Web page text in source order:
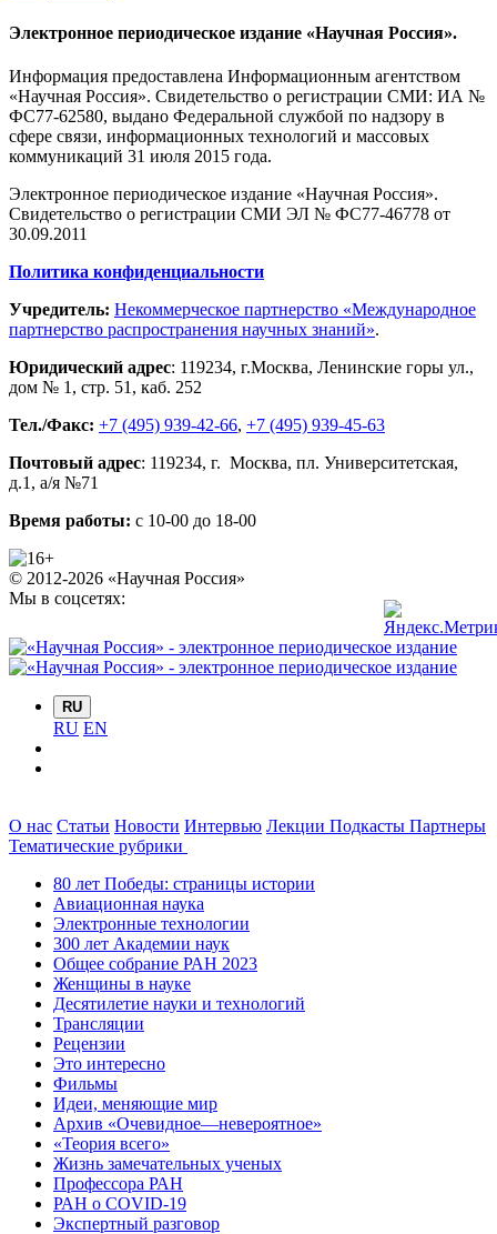
Электронное периодическое издание «Научная Россия».
Информация предоставлена Информационным агентством
«Научная Россия». Свидетельство о регистрации СМИ: ИА №
ФС77-62580, выдано Федеральной службой по надзору в
сфере связи, информационных технологий и массовых
коммуникаций 31 июля 2015 года.
Электронное периодическое издание «Научная Россия».
Свидетельство о регистрации СМИ ЭЛ № ФС77-46778 от
30.09.2011
Политика конфиденциальности
Учредитель: Некоммерческое партнерство «Международное
партнерство распространения научных знаний».
Юридический адрес: 119234, г.Москва, Ленинские горы ул.,
дом № 1, стр. 51 , каб. 252
Тел./Факс: +7 (495) 939-42-66, +7 (495) 939-45-63
Почтовый адрес: 119234, г. Москва, пл. Университетская,
д.1 , а/я №71
Время работы: с 10-00 до 18-00
© 2012-2026 «Научная Россия»
Мы в соцсетях:
RU
RU EN
О нас Статьи Новости Интервью Лекции Подкасты Партнеры
Тематические рубрики
80 лет Победы: страницы истории
Авиационная наука
Электронные технологии
300 лет Академии наук
Общее собрание РАН 2023
Женщины в науке
Десятилетие науки и технологий
Трансляции
Рецензии
Это интересно
Фильмы
Идеи, меняющие мир
Архив «Очевидное—невероятное»
«Теория всего»
Жизнь замечательных ученых
Профессора РАН
РАН о COVID-19
Экспертный разговор